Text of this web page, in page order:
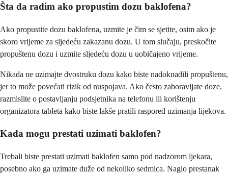
Šta da radim ako propustim dozu baklofena?
Ako propustite dozu baklofena, uzmite je čim se sjetite, osim ako je
skoro vrijeme za sljedeću zakazanu dozu. U tom slučaju, preskočite
propuštenu dozu i uzmite sljedeću dozu u uobičajeno vrijeme.
Nikada ne uzimajte dvostruku dozu kako biste nadoknadili propuštenu,
jer to može povećati rizik od nuspojava. Ako često zaboravljate doze,
razmislite o postavljanju podsjetnika na telefonu ili korištenju
organizatora tableta kako biste lakše pratili raspored uzimanja lijekova.
Kada mogu prestati uzimati baklofen?
Trebali biste prestati uzimati baklofen samo pod nadzorom ljekara,
posebno ako ga uzimate duže od nekoliko sedmica. Naglo prestanak